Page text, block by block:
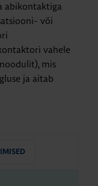
abikontaktiga
või
vahele
mis
ja aitab